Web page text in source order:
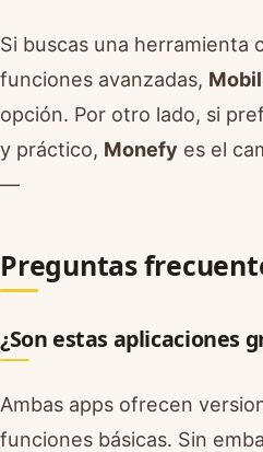
Si buscas una herramienta
funciones avanzadas,
opción. Por otro lado, si
y práctico, Monefy es el
—
Preguntas
¿Son estas aplicaciones
Ambas apps ofrecen
funciones básicas. Sin